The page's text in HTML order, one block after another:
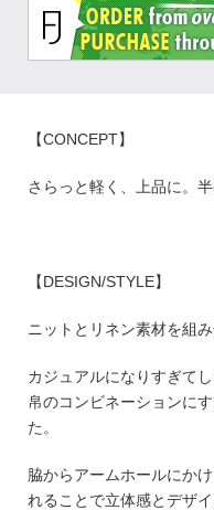
【CONCEPT】
さらっと軽く、上品に。
【DESIGN/STYLE】
ニットとリネン素材を組
カジュアルになりすぎて
帛のコンビネーションに
た。
脇からアームホールにか
れることで立体感とデザ